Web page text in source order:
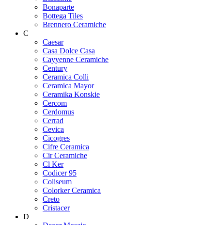
Bonaparte
Bottega Tiles
Brennero Ceramiche
C
Caesar
Casa Dolce Casa
Cayyenne Ceramiche
Century
Ceramica Colli
Ceramica Mayor
Ceramika Konskie
Cercom
Cerdomus
Cerrad
Cevica
Cicogres
Cifre Ceramica
Cir Ceramiche
Cl Ker
Codicer 95
Coliseum
Colorker Ceramica
Creto
Cristacer
D